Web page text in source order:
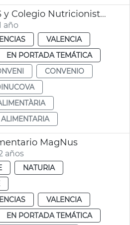
Conveni CEMAS y Colegio Nutricionistas València
año
VALENCIA
EN PORTADA TEMÁTICA
CONVENIO
MagNus
años
NATURIA
VALENCIA
EN PORTADA TEMÁTICA